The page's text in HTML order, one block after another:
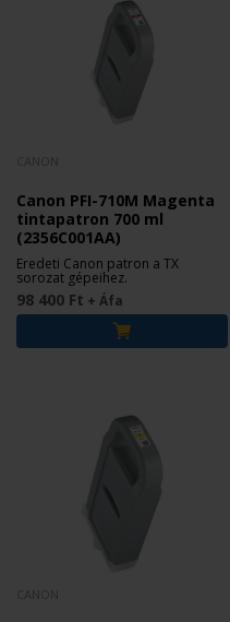
Canon PFI-710M Magenta
tintapatron 700 ml
(2356C001AA)
Eredeti Canon patron a TX
sorozat gépeihez.
98 400 Ft + Áfa